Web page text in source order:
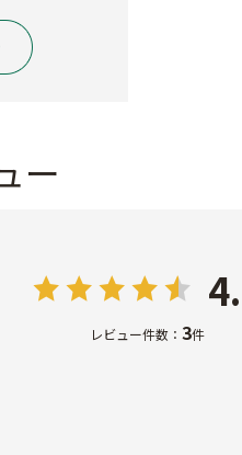
ー
レビュー件数： 3件